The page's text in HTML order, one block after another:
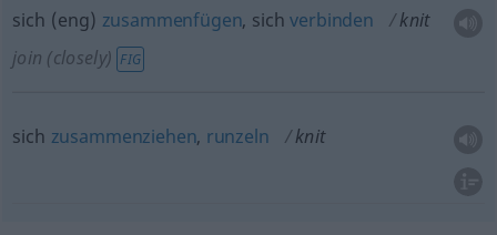
sich (eng) zusammenfügen, sichverbinden
knit
join (closely) FIG
sich zusammenziehen, runzeln knit